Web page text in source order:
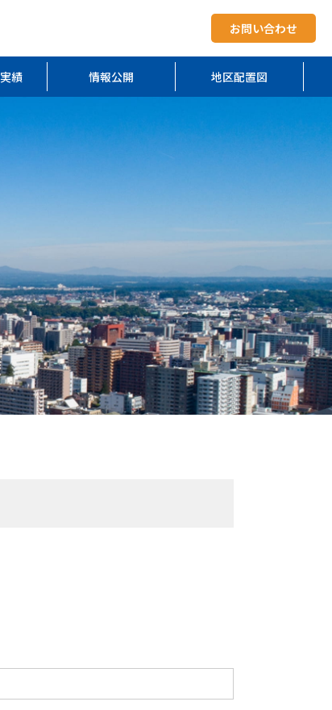
お問い合わせ
績 情報公開 地区配置図